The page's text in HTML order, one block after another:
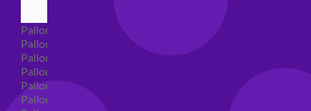
Palloncini Super Shape
Palloncini nascita super shape
Palloncini Battesimo super shape
Palloncini primo compleanno super shape
Palloncini personaggi super shape
Palloncini Comunione super shape